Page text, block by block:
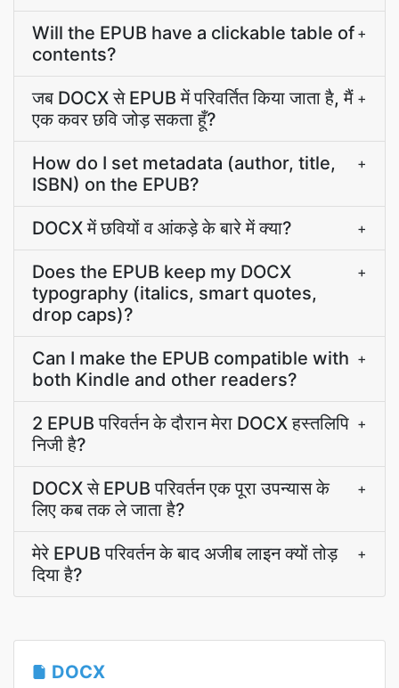
Will the EPUB have a clickable table of
contents?
+
जब DOCX से EPUB में परिवर्तित किया जाता है, मैं
एक कवर छवि जोड़ सकता हूँ?
+
How do I set metadata (author, title,
ISBN) on the EPUB?
+
DOCX में छवियों व आंकड़े के बारे में क्या? +
Does the EPUB keep my DOCX
typography (italics, smart quotes,
drop caps)?
+
Can I make the EPUB compatible with
both Kindle and other readers?
+
2 EPUB परिवर्तन के दौरान मेरा DOCX हस्तलिपि
निजी है?
+
DOCX से EPUB परिवर्तन एक पूरा उपन्यास के
लिए कब तक ले जाता है?
+
मेरे EPUB परिवर्तन के बाद अजीब लाइन क्यों तोड़
दिया है?
+
DOCX